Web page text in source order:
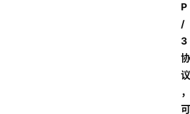
P
/
3
协
议
，
可